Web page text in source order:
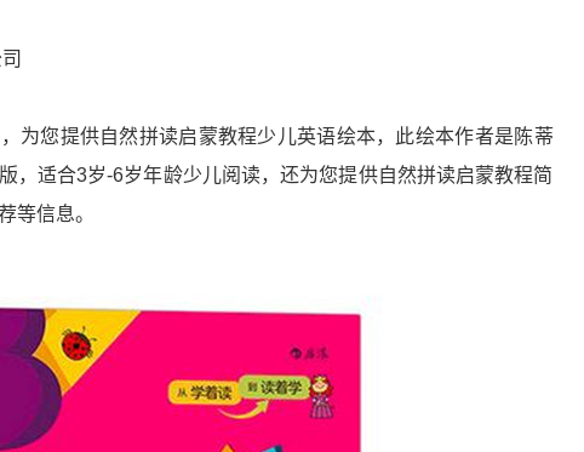
为您提供自然拼读启蒙教程少儿英语绘本，此绘本作者是陈蒂
，适合3岁-6岁年龄少儿阅读，还为您提供自然拼读启蒙教程简
等信息。